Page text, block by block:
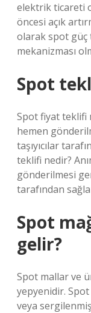
elektrik ticareti
öncesi açık
olarak spot güç
mekanizması
Spot
Spot fiyat teklifi
hemen
taşıyıcılar
teklifi nedir?
gönderilmesi
tarafından
Spot
gelir?
Spot mallar ve
yepyenidir. Spot
veya